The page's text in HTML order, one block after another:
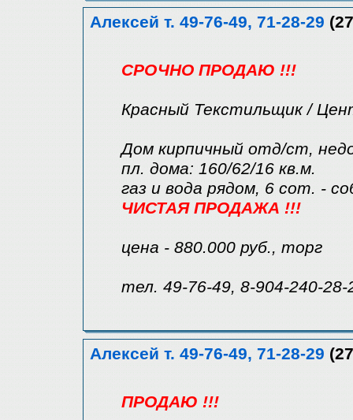
Алексей т. 49-76-49, 71-28-29
СРОЧНО ПРОДАЮ !!!
Красный Текстильщик /
Дом кирпичный отд/ст,
пл. дома: 160/62/16 кв.м.
газ и вода рядом, 6 сот. -
ЧИСТАЯ ПРОДАЖА !!!
цена - 880.000 руб., торг
тел. 49-76-49, 8-904-240-28-
Алексей т. 49-76-49, 71-28-29
ПРОДАЮ !!!